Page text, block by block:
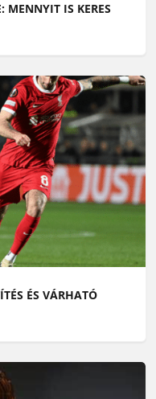
MENNYIT IS KERES
ÉS VÁRHATÓ